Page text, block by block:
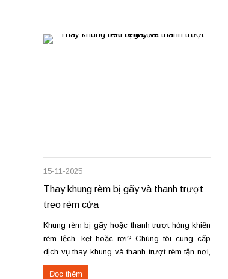
15-11-2025
Thay khung rèm bị gãy và thanh trượt
treo rèm cửa
Khung rèm bị gãy hoặc thanh trượt hỏng khiến
rèm lệch, kẹt hoặc rơi? Chúng tôi cung cấp
dịch vụ thay khung và thanh trượt rèm tận nơi,
đảm bảo rèm vận hành trơn tru, chắc chắn và
Đọc thêm